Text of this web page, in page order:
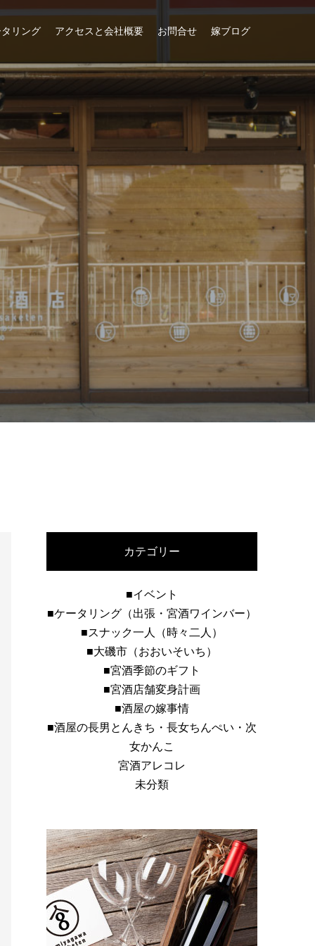
リング アクセスと会社概要 お問合せ 嫁ブログ
カテゴリー
■イベント
■ケータリング（出張・宮酒ワインバー）
■スナック一人（時々二人）
■大磯市（おおいそいち）
■宮酒季節のギフト
■宮酒店舗変身計画
■酒屋の嫁事情
■酒屋の長男とんきち・長女ちんぺい・次
女かんこ
宮酒アレコレ
未分類